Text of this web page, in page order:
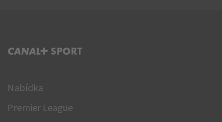
C+ SPORT
Nabídka
Premier League